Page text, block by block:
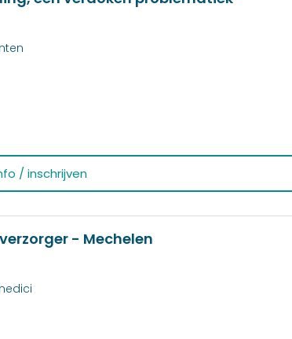
/ inschrijven
- Mechelen